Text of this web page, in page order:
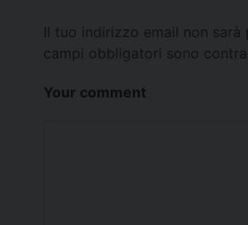
Il tuo indirizzo email non sarà
campi obbligatori sono
Your comment